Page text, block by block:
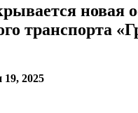
новая
транспорта
2025